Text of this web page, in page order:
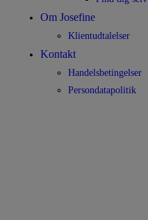
Om Josefine
Klientudtalelser
Kontakt
Handelsbetingelser
Persondatapolitik